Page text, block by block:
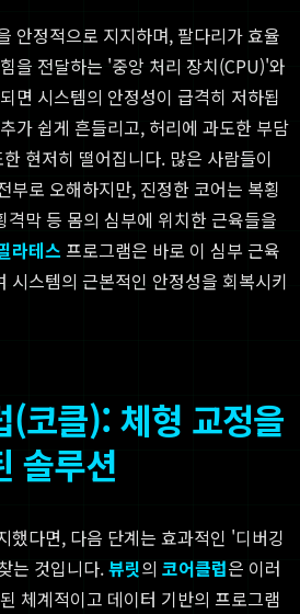
안정적으로 지지하며, 팔다리가 효율
을 전달하는 '중앙 처리 장치(CPU)'와
면 시스템의 안정성이 급격히 저하됩
가 쉽게 흔들리고, 허리에 과도한 부담
현저히 떨어집니다. 많은 사람들이
부로 오해하지만, 진정한 코어는 복횡
막 등 몸의 심부에 위치한 근육들을
라테스 프로그램은 바로 이 심부 근육
시스템의 근본적인 안정성을 회복시키
(코클): 체형 교정을
솔루션
했다면, 다음 단계는 효과적인 '디버깅
는 것입니다.뷰릿의 코어클럽은 이러
체계적이고 데이터 기반의 프로그램